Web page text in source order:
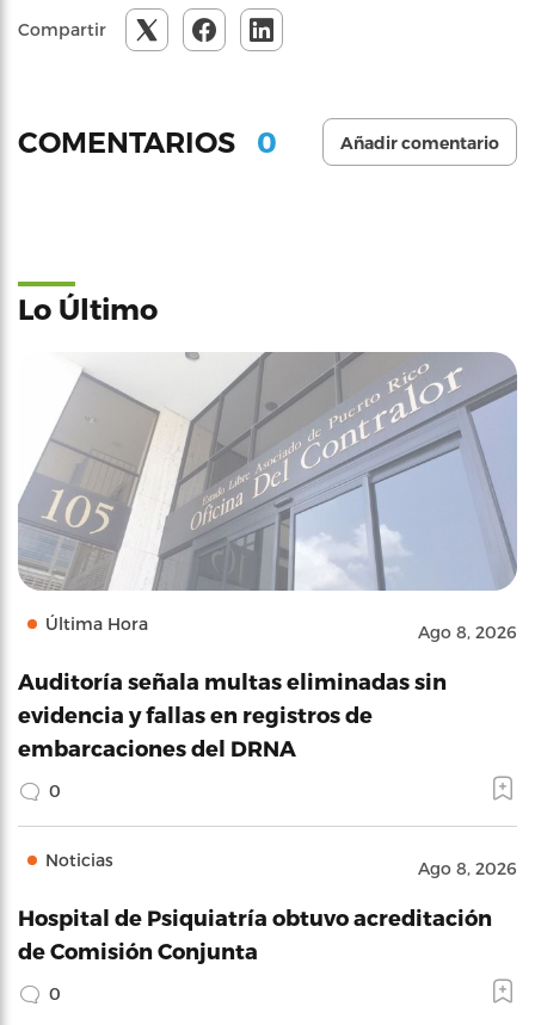
Compartir
COMENTARIOS 0 Añadir comentario
Lo Último
Última Hora Ago 8, 2026
Auditoría señala multas eliminadas sin
evidencia y fallas en registros de
embarcaciones del DRNA
0
Noticias Ago 8, 2026
Hospital de Psiquiatría obtuvo acreditación
de Comisión Conjunta
0